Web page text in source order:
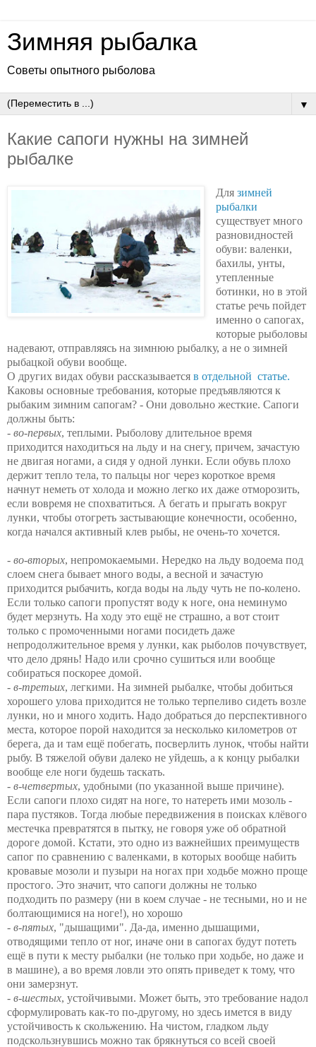
Зимняя рыбалка
Советы опытного рыболова
▼
Какие сапоги нужны на зимней
рыбалке
Для зимней
рыбалки
существует много
разновидностей
обуви: валенки,
бахилы, унты,
утепленные
ботинки, но в этой
статье речь пойдет
именно о сапогах,
которые рыболовы
надевают, отправляясь на зимнюю рыбалку, а не о зимней
рыбацкой обуви вообще.
О других видах обуви рассказывается в отдельной статье.
Каковы основные требования, которые предъявляются к
рыбаким зимним сапогам? - Они довольно жесткие. Сапоги
должны быть:
- во-первых, теплыми. Рыболову длительное время
приходится находиться на льду и на снегу, причем, зачастую
не двигая ногами, а сидя у одной лунки. Если обувь плохо
держит тепло тела, то пальцы ног через короткое время
начнут неметь от холода и можно легко их даже отморозить,
если вовремя не спохватиться. А бегать и прыгать вокруг
лунки, чтобы отогреть застывающие конечности, особенно,
когда начался активный клев рыбы, не очень-то хочется.
- во-вторых, непромокаемыми. Нередко на льду водоема под
слоем снега бывает много воды, а весной и зачастую
приходится рыбачить, когда воды на льду чуть не по-колено.
Если только сапоги пропустят воду к ноге, она неминумо
будет мерзнуть. На ходу это ещё не страшно, а вот стоит
только с промоченными ногами посидеть даже
непродолжительное время у лунки, как рыболов почувствует,
что дело дрянь! Надо или срочно сушиться или вообще
собираться поскорее домой.
- в-третьих, легкими. На зимней рыбалке, чтобы добиться
хорошего улова приходится не только терпеливо сидеть возле
лунки, но и много ходить. Надо добраться до перспективного
места, которое порой находится за несколько километров от
берега, да и там ещё побегать, посверлить лунок, чтобы найти
рыбу. В тяжелой обуви далеко не уйдешь, а к концу рыбалки
вообще еле ноги будешь таскать.
- в-четвертых, удобными (по указанной выше причине).
Если сапоги плохо сидят на ноге, то натереть ими мозоль -
пара пустяков. Тогда любые передвижения в поисках клёвого
местечка превратятся в пытку, не говоря уже об обратной
дороге домой. Кстати, это одно из важнейших преимуществ
сапог по сравнению с валенками, в которых вообще набить
кровавые мозоли и пузыри на ногах при ходьбе можно проще
простого. Это значит, что сапоги должны не только
подходить по размеру (ни в коем случае - не тесными, но и не
болтающимися на ноге!), но хорошо
- в-пятых, "дышащими". Да-да, именно дышащими,
отводящими тепло от ног, иначе они в сапогах будут потеть
ещё в пути к месту рыбалки (не только при ходьбе, но даже и
в машине), а во время ловли это опять приведет к тому, что
они замерзнут.
- в-шестых, устойчивыми. Может быть, это требование надол
сформулировать как-то по-другому, но здесь имется в виду
устойчивость к скольжению. На чистом, гладком льду
подскользнувшись можно так брякнуться со всей своей